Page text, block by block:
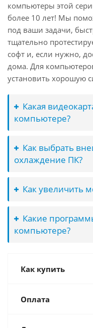
компьютеры этой
более 10 лет! Мы
под ваши задачи,
тщательно
софт и, если нужно,
дома. Для
установить хорошую
Какая
компьютере?
Как выбрать
охлаждение ПК?
Как увеличить
Какие
компьютере?
Как купить
Оплата